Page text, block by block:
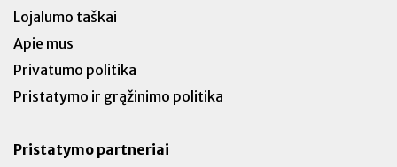
Lojalumo taškai
Apie mus
Privatumo politika
Pristatymo ir grąžinimo politika
Pristatymo partneriai